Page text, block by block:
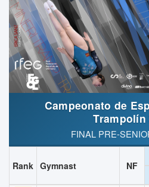
Campeonato de
Trampolín
FINAL PRE-
Rank Gymnast NF